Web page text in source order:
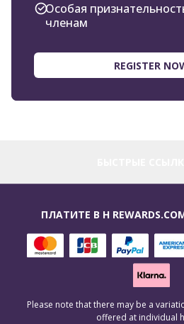
Особая
членам
REGISTER
ПЛАТИТЕ В H
Please note that there may be a
offered at individual